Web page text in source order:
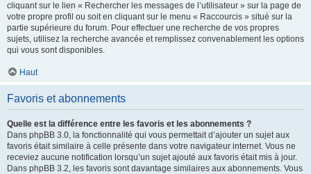
cliquant sur le lien « Rechercher les messages de l’utilisateur » sur la page de
votre propre profil ou soit en cliquant sur le menu « Raccourcis » situé sur la
partie supérieure du forum. Pour effectuer une recherche de vos propres
sujets, utilisez la recherche avancée et remplissez convenablement les options
qui vous sont disponibles.
Haut
Favoris et abonnements
Quelle est la différence entre les favoris et les abonnements ?
Dans phpBB 3.0, la fonctionnalité qui vous permettait d’ajouter un sujet aux
favoris était similaire à celle présente dans votre navigateur internet. Vous ne
receviez aucune notification lorsqu’un sujet ajouté aux favoris était mis à jour.
Dans phpBB 3.2, les favoris sont davantage similaires aux abonnements. Vous